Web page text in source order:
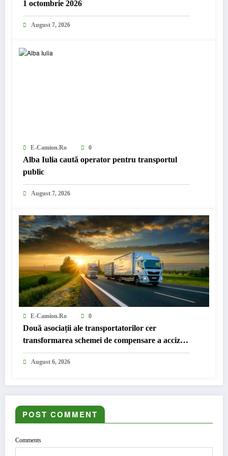
1 octombrie 2026
August 7, 2026
E-Camion.ro 0
Alba Iulia caută operator pentru transportul
public
August 7, 2026
E-Camion.ro 0
Două asociații ale transportatorilor cer
transformarea schemei de compensare a accizei
în mecanism permanent
August 6, 2026
POST COMMENT
Comments